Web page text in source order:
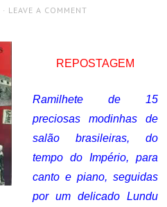
LEAVE A COMMENT
REPOSTAGEM
Ramilhete de 15
preciosas modinhas de
salão brasileiras, do
tempo do Império, para
canto e piano, seguidas
por um delicado Lundu